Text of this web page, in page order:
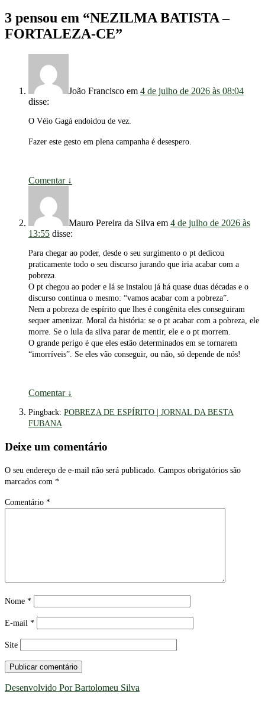
3 pensou em “NEZILMA BATISTA –
FORTALEZA-CE”
João Francisco em 4 de julho de 2026 às 08:04
disse:
O Véio Gagá endoidou de vez.
Fazer este gesto em plena campanha é desespero.
Comentar ↓
Mauro Pereira da Silva em 4 de julho de 2026 às
13:55 disse:
Para chegar ao poder, desde o seu surgimento o pt dedicou
praticamente todo o seu discurso jurando que iria acabar com a
pobreza.
O pt chegou ao poder e lá se instalou já há quase duas décadas e o
discurso continua o mesmo: “vamos acabar com a pobreza”.
Nem a pobreza de espírito que lhes é congênita eles conseguiram
sequer amenizar. Moral da história: se o pt acabar com a pobreza, ele
morre. Se o lula da silva parar de mentir, ele e o pt morrem.
O grande perigo é que eles estão determinados em se tornarem
“imorríveis”. Se eles vão conseguir, ou não, só depende de nós!
Comentar ↓
Pingback: POBREZA DE ESPÍRITO | JORNAL DA BESTA
FUBANA
Deixe um comentário
O seu endereço de e-mail não será publicado. Campos obrigatórios são
marcados com *
Comentário *
Nome *
E-mail *
Site
Desenvolvido Por Bartolomeu Silva